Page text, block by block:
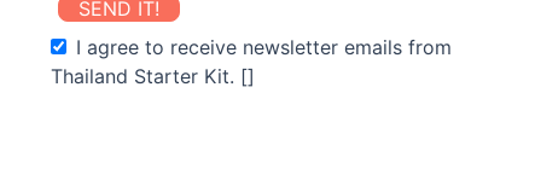
SEND IT!
I agree to receive newsletter emails from
Thailand Starter Kit. []